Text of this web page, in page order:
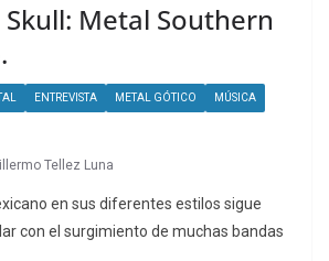
Metal Southern
ENTREVISTA METAL GÓTICO MÚSICA
Tellez Luna
en sus diferentes estilos sigue
con el surgimiento de muchas bandas